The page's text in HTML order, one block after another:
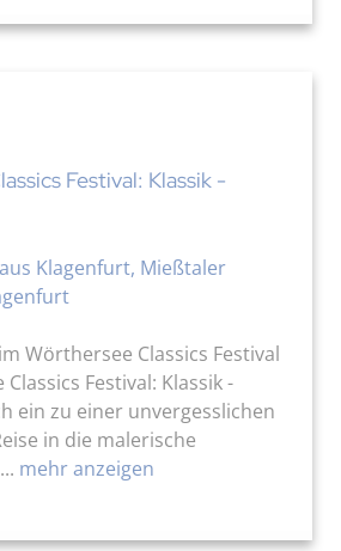
Festival: Klassik -
Klagenfurt, Mießtaler
Wörthersee Classics Festival
Festival: Klassik -
ein zu einer unvergesslichen
in die malerische
mehr anzeigen